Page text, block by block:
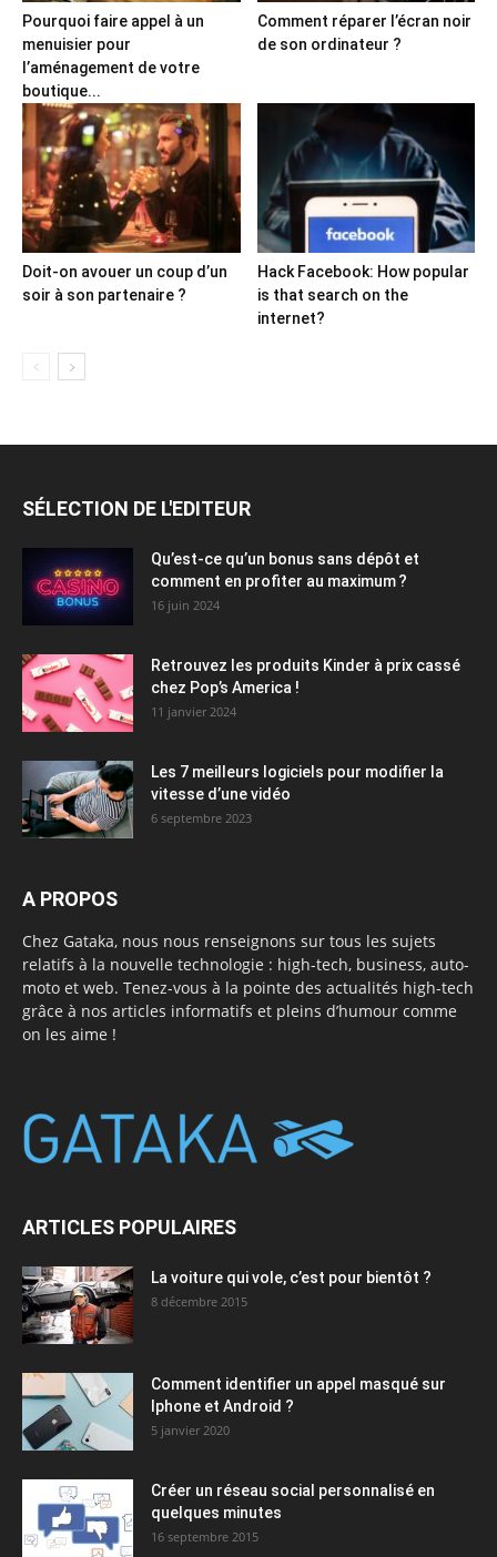
Pourquoi faire appel à un
menuisier pour
l’aménagement de votre
boutique...
Comment réparer l’écran noir
de son ordinateur ?
Doit-on avouer un coup d’un
soir à son partenaire ?
Hack Facebook: How popular
is that search on the
internet?
SÉLECTION DE L'EDITEUR
Qu’est-ce qu’un bonus sans dépôt et
comment en profiter au maximum ?
16 juin 2024
Retrouvez les produits Kinder à prix cassé
chez Pop’s America !
11 janvier 2024
Les 7 meilleurs logiciels pour modifier la
vitesse d’une vidéo
6 septembre 2023
A PROPOS
Chez Gataka, nous nous renseignons sur tous les sujets
relatifs à la nouvelle technologie : high-tech, business, auto-
moto et web. Tenez-vous à la pointe des actualités high-tech
grâce à nos articles informatifs et pleins d’humour comme
on les aime !
ARTICLES POPULAIRES
La voiture qui vole, c’est pour bientôt ?
8 décembre 2015
Comment identifier un appel masqué sur
Iphone et Android ?
5 janvier 2020
Créer un réseau social personnalisé en
quelques minutes
16 septembre 2015